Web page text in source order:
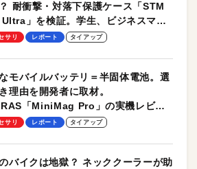
耐衝撃・対落下保護ケース「STM
」を検証。学生、ビジネスマン
イルユースに最適！
サリ レポート タイアップ
モバイルバッテリ＝半固体電池。選
理由を開発者に取材。
「MiniMag Pro」の実機レビュ
サリ レポート タイアップ
バイクは地獄？ ネッククーラーが助